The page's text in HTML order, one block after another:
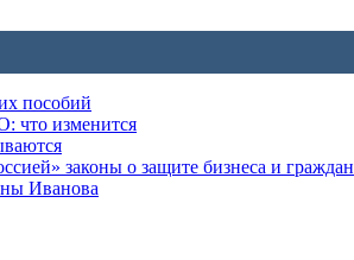
пособий
что изменится
законы о защите бизнеса и граждан
Иванова